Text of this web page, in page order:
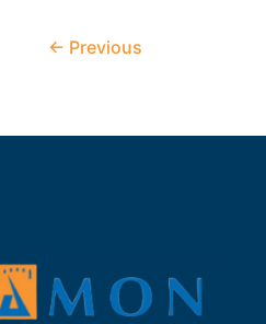
← Previous